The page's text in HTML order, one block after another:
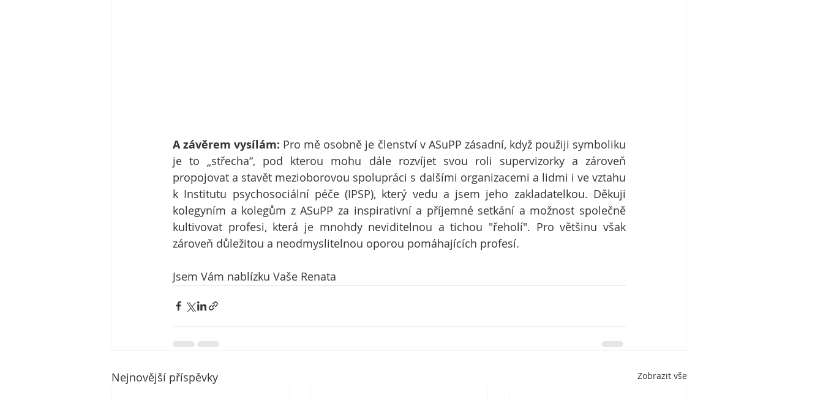
A závěrem vysílám: Pro mě osobně je členství v ASuPP zásadní, když použiji symboliku
je to „střecha“, pod kterou mohu dále rozvíjet svou roli supervizorky a zároveň
propojovat a stavět mezioborovou spolupráci s dalšími organizacemi a lidmi i ve vztahu
k Institutu psychosociální péče (IPSP), který vedu a jsem jeho zakladatelkou. Děkuji
kolegyním a kolegům z ASuPP za inspirativní a příjemné setkání a možnost společně
kultivovat profesi, která je mnohdy neviditelnou a tichou "řeholí". Pro většinu však
zároveň důležitou a neodmyslitelnou oporou pomáhajících profesí.
Jsem Vám nablízku Vaše Renata
Nejnovější příspěvky Zobrazit vše